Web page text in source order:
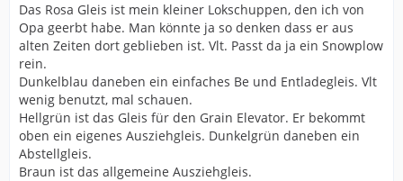
Das Rosa Gleis ist mein kleiner Lokschuppen, den ich von
Opa geerbt habe. Man könnte ja so denken dass er aus
alten Zeiten dort geblieben ist. Vlt. Passt da ja ein Snowplow
rein.
Dunkelblau daneben ein einfaches Be und Entladegleis. Vlt
wenig benutzt, mal schauen.
Hellgrün ist das Gleis für den Grain Elevator. Er bekommt
oben ein eigenes Ausziehgleis. Dunkelgrün daneben ein
Abstellgleis.
Braun ist das allgemeine Ausziehgleis.